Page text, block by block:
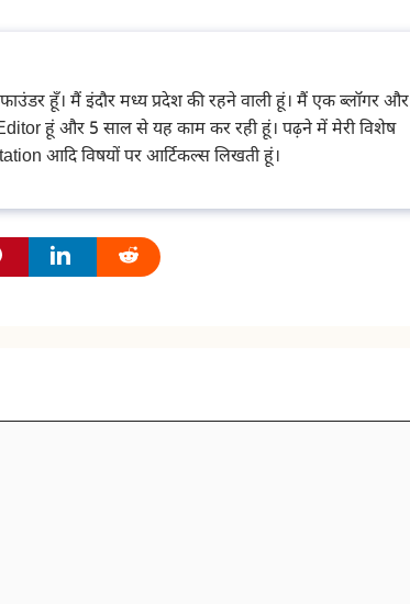
हूँ। मैं इंदौर मध्य प्रदेश की रहने वाली हूं। मैं एक ब्लॉगर और
हूं और 5 साल से यह काम कर रही हूं। पढ़ने में मेरी विशेष
आदि विषयों पर आर्टिकल्स लिखती हूं।